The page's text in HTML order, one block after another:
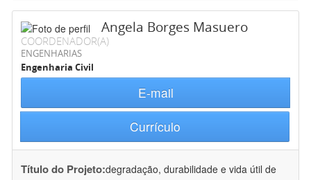
Angela Borges Masuero
COORDENADOR(A)
ENGENHARIAS
Engenharia Civil
E-mail
Currículo
Título do Projeto:degradação, durabilidade e vida útil de